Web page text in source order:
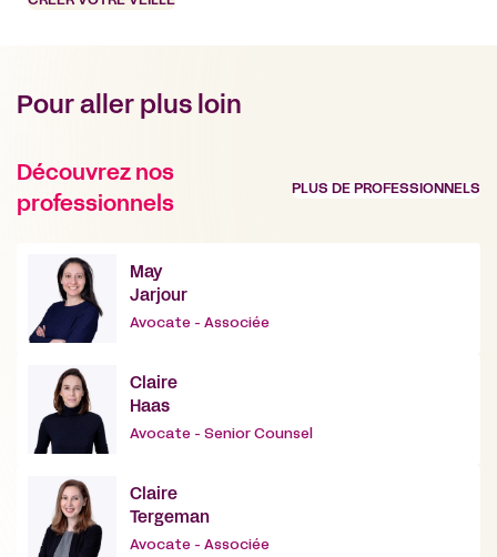
Pour aller plus loin
Découvrez nos
professionnels
PLUS DE PROFESSIONNELS
May
Jarjour
Avocate - Associée
Claire
Haas
Avocate - Senior Counsel
Claire
Tergeman
Avocate - Associée